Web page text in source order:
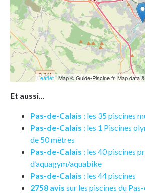
Leaflet| Map © Guide-Piscine.fr, Map data
Et aussi...
Pas-de-Calais : les 35 piscines
Pas-de-Calais : les 1 Piscines
de 50 mètres
Pas-de-Calais : les 40 piscines
d’aquagym/aquabike
Pas-de-Calais : les 44 piscines
2758 avis sur les piscines du